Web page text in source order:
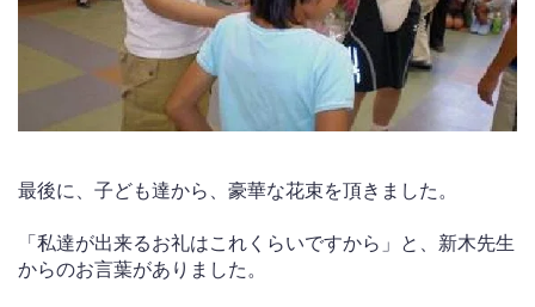
最後に、子ども達から、豪華な花束を頂きました。
「私達が出来るお礼はこれくらいですから」と、新木先生
からのお言葉がありました。